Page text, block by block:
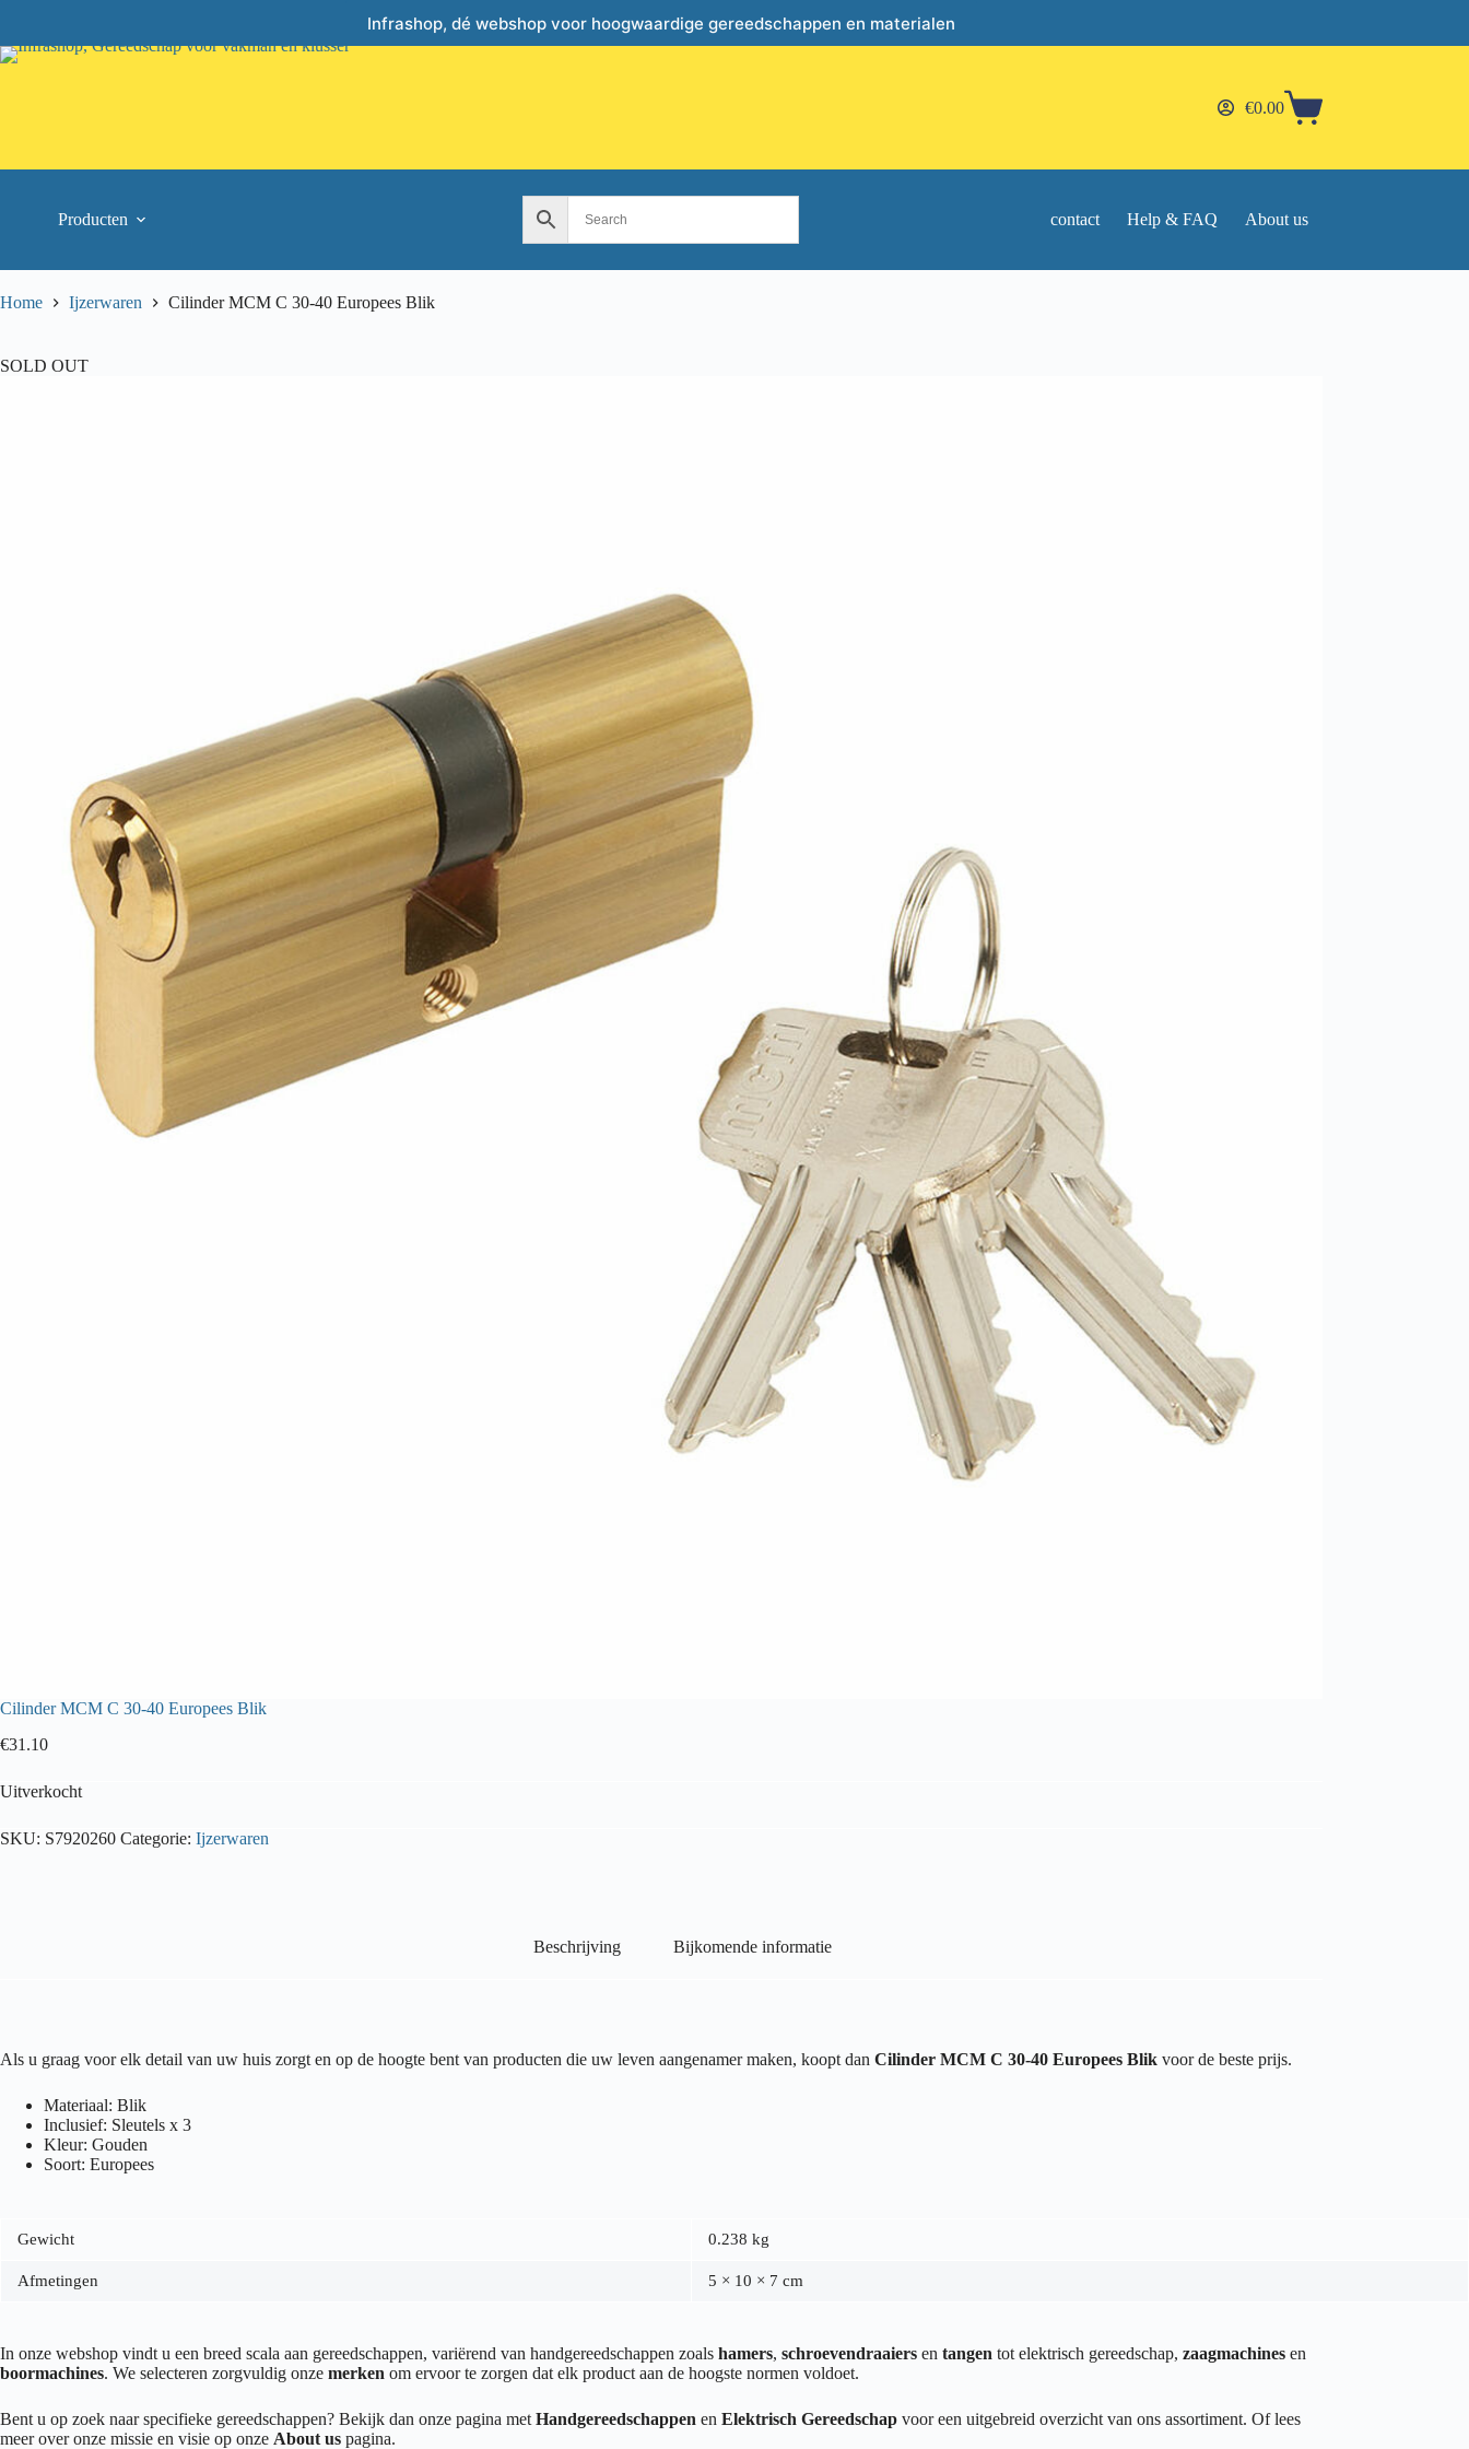
content
Infrashop, dé webshop voor hoogwaardige gereedschappen en materialen
Shopping
€0.00
Producten contact Help & FAQ About us
Home Ijzerwaren Cilinder MCM C 30-40 Europees Blik
SOLD OUT
Cilinder MCM C 30-40 Europees Blik
€31.10
Uitverkocht
SKU: S7920260 Categorie: Ijzerwaren
Beschrijving Bijkomende informatie
Als u graag voor elk detail van uw huis zorgt en op de hoogte bent van producten die uw leven aangenamer maken, koopt dan Cilinder MCM C 30-40 Europees Blik voor de beste prijs.
Materiaal: Blik
Inclusief: Sleutels x 3
Kleur: Gouden
Soort: Europees
Gewicht 0.238 kg
Afmetingen 5 × 10 × 7 cm
In onze webshop vindt u een breed scala aan gereedschappen, variërend van handgereedschappen zoals hamers, schroevendraaiers en tangen tot elektrisch gereedschap, zaagmachines en
boormachines. We selecteren zorgvuldig onze merken om ervoor te zorgen dat elk product aan de hoogste normen voldoet.
Bent u op zoek naar specifieke gereedschappen? Bekijk dan onze pagina met Handgereedschappen en Elektrisch Gereedschap voor een uitgebreid overzicht van ons assortiment. Of lees
meer over onze missie en visie op onze About us pagina.